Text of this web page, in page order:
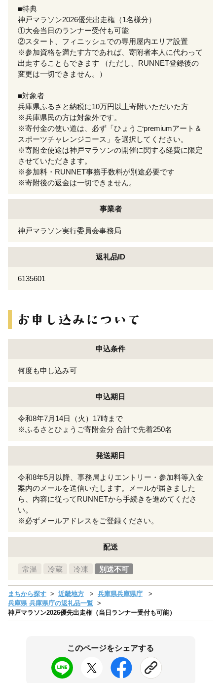
■特典
神戸マラソン2026優先出走権（1名様分）
①大会当日のランナー受付も可能
②スタート、フィニッシュでの専用屋内エリア設置
※参加資格を満たす方であれば、寄附者本人に代わって
出走することもできます （ただし、RUNNET登録後の
変更は一切できません。）
■対象者
兵庫県ふるさと納税に10万円以上寄附いただいた方
※兵庫県民の方は対象外です。
※寄付金の使い道は、必ず「ひょうごpremiumアート＆
スポーツチャレンジコース」を選択してください。
※寄附金使途は神戸マラソンの開催に関する経費に限定
させていただきます。
※参加料・RUNNET事務手数料が別途必要です
※寄附後の返金は一切できません。
事業者
神戸マラソン実行委員会事務局
返礼品ID
6135601
申込条件
何度も申し込み可
申込期日
令和8年7月14日（火）17時まで
※ふるさとひょうご寄附金分 合計で先着250名
発送期日
令和8年5月以降、事務局よりエントリー・参加料等入金
案内のメールを送信いたします。メールが届きました
ら、内容に従ってRUNNETから手続きを進めてくださ
い。
※必ずメールアドレスをご登録ください。
配送
常温 冷蔵 冷凍 別送不可
まちから探す 近畿地方
兵庫県兵庫県庁
兵庫県 兵庫県庁の返礼品一覧
神戸マラソン2026優先出走権（当日ランナー受付も可能）
このページをシェアする